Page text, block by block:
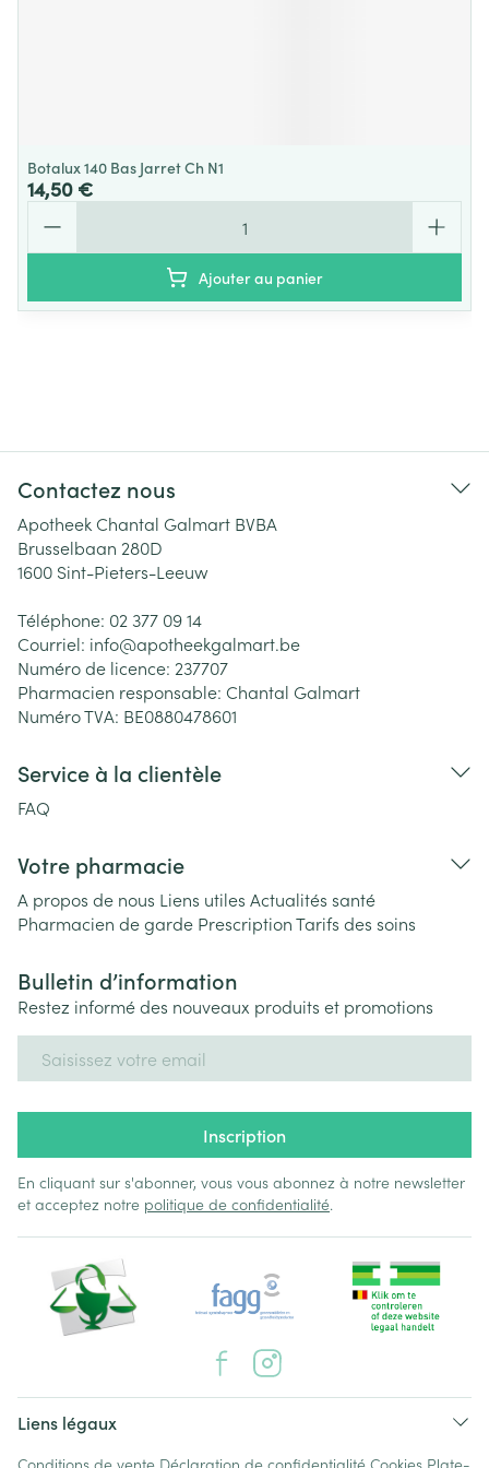
Botalux 140 Bas Jarret Ch N1
14,50 €
Ajouter au panier
Contactez nous
Apotheek Chantal Galmart BVBA
Brusselbaan 280D
1600 Sint-Pieters-Leeuw
Téléphone: 02 377 09 14
Courriel: info@apotheekgalmart.be
Numéro de licence: 237707
Pharmacien responsable: Chantal Galmart
Numéro TVA: BE0880478601
Service à la clientèle
FAQ
Votre pharmacie
A propos de nous Liens utiles Actualités santé
Pharmacien de garde PrescriptionTarifs des soins
Bulletin d’information
Restez informé des nouveaux produits et promotions
Inscription
En cliquant sur s'abonner, vous vous abonnez à notre newsletter
et acceptez notre politique de confidentialité.
Liens légaux
Conditions de vente Déclaration de confidentialité Cookies Plate-